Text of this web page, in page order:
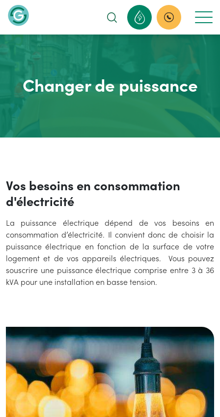
Aller au contenu principal
Fil d'Ariane
Changer de puissance
Changer de puissance
Vos besoins en consommation
d'électricité
La puissance électrique dépend de vos besoins en
consommation d’électricité. Il convient donc de choisir la
puissance électrique en fonction de la surface de votre
logement et de vos appareils électriques. Vous pouvez
souscrire une puissance électrique comprise entre 3 à 36
kVA pour une installation en basse tension.